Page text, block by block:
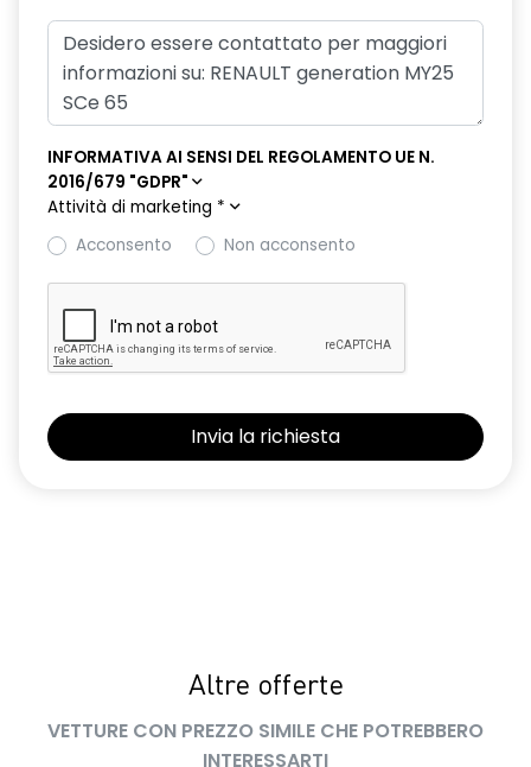
indicatore cambio marcia
intelligent speed assistance ISA
Keep Assist
luce di arresto
luci diurne a LED con firma luminosa C-shape
performance LED+
predisposizione alcolock / alcol interlock
retrovisori esterni elettrici richiudibili manualmente
sistema di controllo della pressione pneumatici indiretto
INFORMATIVA AI SENSI DEL REGOLAMENTO UE N.
2016/679 "GDPR"
Attività di marketing *
Acconsento
Non acconsento
Altre offerte
VETTURE CON PREZZO SIMILE CHE POTREBBERO
INTERESSARTI